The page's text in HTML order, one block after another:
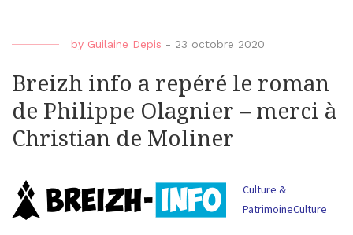
by Guilaine Depis - 23 octobre 2020
Breizh info a repéré le roman
de Philippe Olagnier – merci à
Christian de Moliner
Culture &
PatrimoineCulture